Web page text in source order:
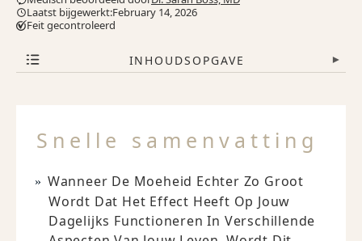
Laatst bijgewerkt:February 14, 2026
Feit gecontroleerd
INHOUDSOPGAVE ▾
Snelle samenvatting
Wanneer De Moeheid Echter Zo Groot
Wordt Dat Het Effect Heeft Op Jouw
Dagelijks Functioneren In Verschillende